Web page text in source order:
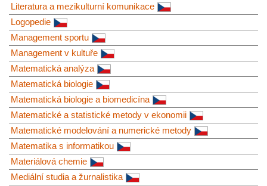
Literatura a mezikulturní komunikace
Logopedie
Management sportu
Management v kultuře
Matematická analýza
Matematická biologie
Matematická biologie a biomedicína
Matematické a statistické metody v ekonomii
Matematické modelování a numerické metody
Matematika s informatikou
Materiálová chemie
Mediální studia a žurnalistika